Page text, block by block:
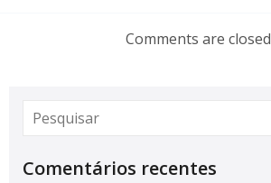
Comments are closed
Comentários recentes